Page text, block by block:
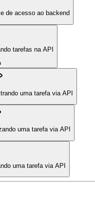
de acesso ao backend
tarefas na API
uma tarefa via API
uma tarefa via API
uma tarefa via API